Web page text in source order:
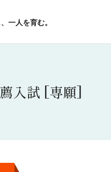
一人を育む。
入試 [専願]